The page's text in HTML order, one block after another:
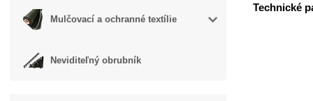
Mulčovací a ochranné textílie
Neviditeľný obrubník
Technické